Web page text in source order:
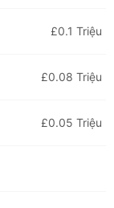
£0.1 Triệu
£0.08 Triệu
£0.05 Triệu